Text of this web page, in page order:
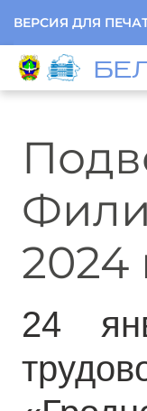
ВЕРСИЯ ДЛЯ
2024
24